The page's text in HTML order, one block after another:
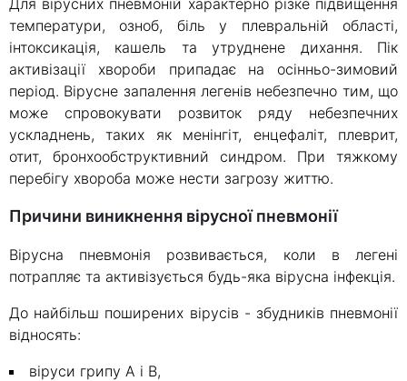
температури, озноб, біль у плевральній області,
інтоксикація, кашель та утруднене дихання. Пік
активізації хвороби припадає на осінньо-зимовий
період. Вірусне запалення легенів небезпечно тим, що
може спровокувати розвиток ряду небезпечних
ускладнень, таких як менінгіт, енцефаліт, плеврит,
отит, бронхообструктивний синдром. При тяжкому
перебігу хвороба може нести загрозу життю.
Причини виникнення вірусної пневмонії
Вірусна пневмонія розвивається, коли в легені
потрапляє та активізується будь-яка вірусна інфекція.
До найбільш поширених вірусів - збудників пневмонії
відносять:
віруси грипу А і В,